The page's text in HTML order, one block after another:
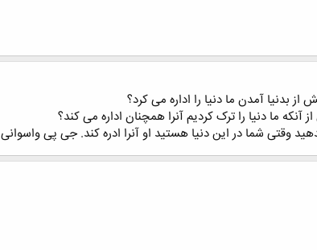
از بدنیا آمدن ما دنیا را اداره می کرد؟
ما دنیا را ترک کردیم آنرا همچنان اداره می کند؟
وقتی شما در این دنیا هستید او آنرا ادره کند. جی پی واسوانی